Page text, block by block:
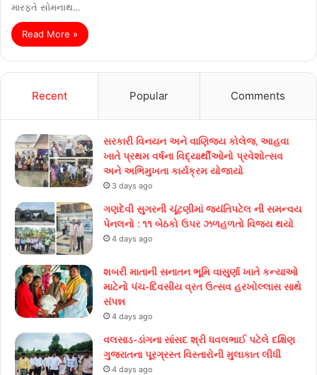
મારફતે સોમનાથ…
Read More »
Recent Popular Comments
સરકારી વિનયન અને વાણિજ્ય કોલેજ, આહવા
ખાતે પ્રથમ વર્ષના વિદ્યાર્થીઓનો પ્રવેશોત્સવ
અને અભિમુખતા કાર્યક્રમ યોજાયો
3 days ago
ગણદેવી સુગરની ચૂંટણીમાં જયંતિપટેલ ની સમન્વય
પેનલનો : ૧૧ બેઠકો ઉપર ઝળહળતો વિજય થયો
4 days ago
શબરી માતાની સનાતન ભૂમિ વાસુર્ણા ખાતે કન્યાઓ
માટેનો પંચ-દિવસીય વ્રત ઉત્સવ હરખોલ્લાસ સાથે
સંપન્ન
4 days ago
વલસાડ-ડાંગના સાંસદ શ્રી ધવલભાઈ પટેલે દક્ષિણ
ગુજરાતના પૂરગ્રસ્ત વિસ્તારોની મુલાકાત લીધી
4 days ago